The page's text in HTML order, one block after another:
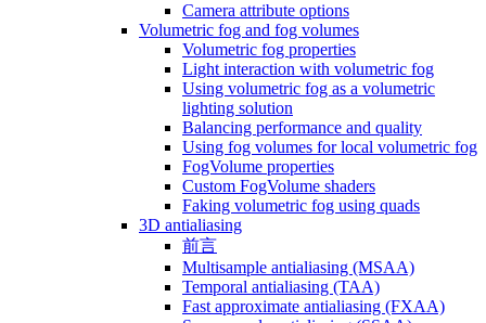
Camera attribute options
Volumetric fog and fog volumes
Volumetric fog properties
Light interaction with volumetric fog
Using volumetric fog as a volumetric
lighting solution
Balancing performance and quality
Using fog volumes for local volumetric fog
FogVolume properties
Custom FogVolume shaders
Faking volumetric fog using quads
3D antialiasing
前言
Multisample antialiasing (MSAA)
Temporal antialiasing (TAA)
Fast approximate antialiasing (FXAA)